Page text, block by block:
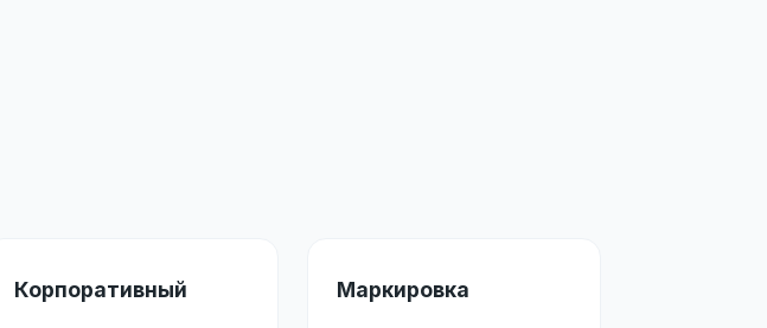
Корпоративный Маркировка